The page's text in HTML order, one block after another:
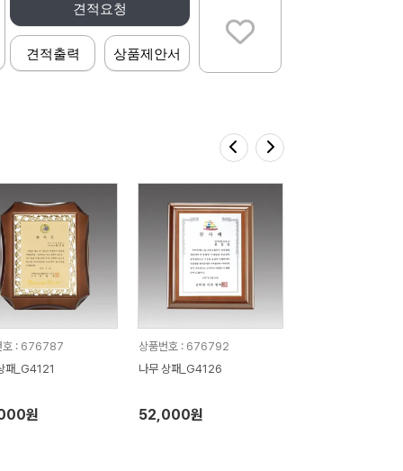
견적요청
견적출력 상품제안서
호 : 676787
패_G4121
원
상품번호 : 676792
나무 상패_G4126
52,000원